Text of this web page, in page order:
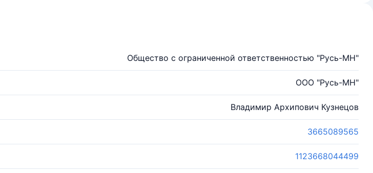
Общество с ограниченной ответственностью "Русь-МН"
ООО "Русь-МН"
Владимир Архипович Кузнецов
3665089565
1123668044499